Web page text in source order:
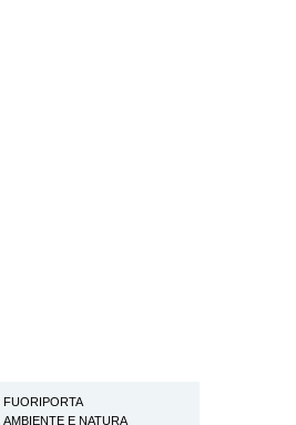
FUORIPORTA
AMBIENTE E NATURA